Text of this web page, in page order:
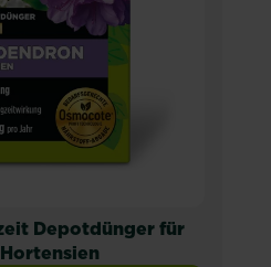
Depotdünger für